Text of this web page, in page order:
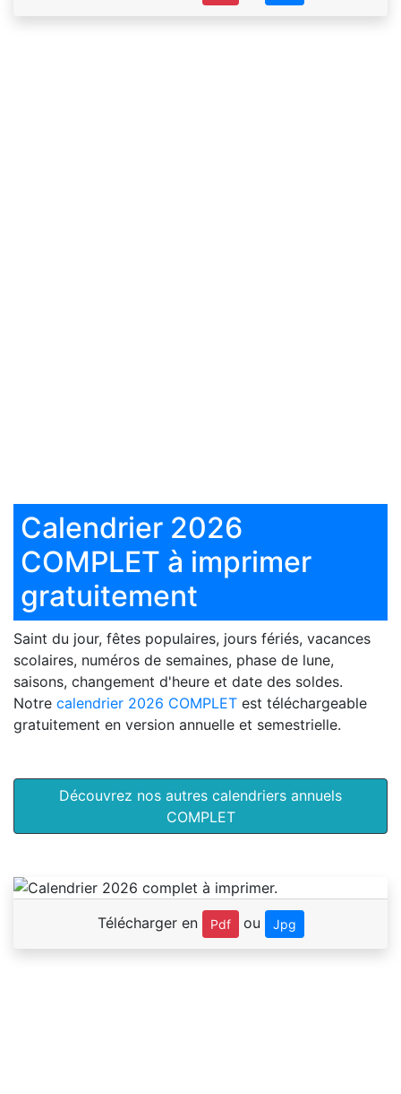
Calendrier 2026
COMPLET à imprimer
gratuitement
Saint du jour, fêtes populaires, jours fériés, vacances
scolaires, numéros de semaines, phase de lune,
saisons, changement d'heure et date des soldes.
Notre calendrier 2026 COMPLET est téléchargeable
gratuitement en version annuelle et semestrielle.
Découvrez nos autres calendriers annuels
COMPLET
Télécharger en Pdf ou Jpg